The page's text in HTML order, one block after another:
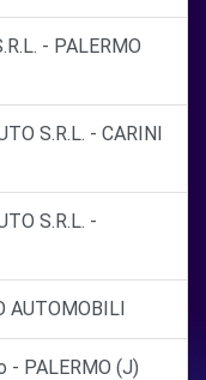
- PALERMO
S.R.L. - CARINI
S.R.L. -
AUTOMOBILI
- PALERMO (J)